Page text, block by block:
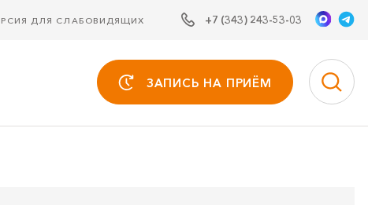
ДЛЯ СЛАБОВИДЯЩИХ +7 (343) 243-53-03
ЗАПИСЬ НА ПРИЁМ